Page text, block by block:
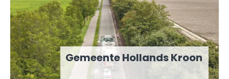
Gemeente Hollands Kroon